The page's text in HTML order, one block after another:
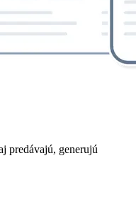
predávajú, generujú